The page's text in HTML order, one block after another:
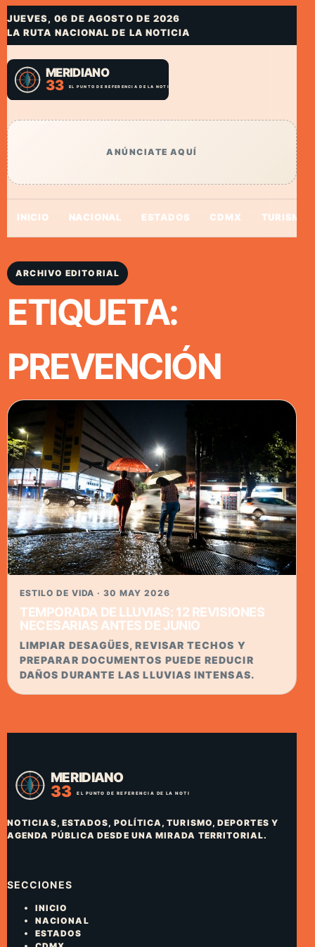
JUEVES, 06 DE AGOSTO DE 2026
LA RUTA NACIONAL DE LA NOTICIA
ANÚNCIATE AQUÍ
INICIO NACIONAL ESTADOS CDMX TURISMO
ARCHIVO EDITORIAL
ETIQUETA:
PREVENCIÓN
ESTILO DE VIDA · 30 MAY 2026
TEMPORADA DE LLUVIAS: 12 REVISIONES
NECESARIAS ANTES DE JUNIO
LIMPIAR DESAGÜES, REVISAR TECHOS Y
PREPARAR DOCUMENTOS PUEDE REDUCIR
DAÑOS DURANTE LAS LLUVIAS INTENSAS.
NOTICIAS, ESTADOS, POLÍTICA, TURISMO, DEPORTES Y
AGENDA PÚBLICA DESDE UNA MIRADA TERRITORIAL.
SECCIONES
INICIO
NACIONAL
ESTADOS